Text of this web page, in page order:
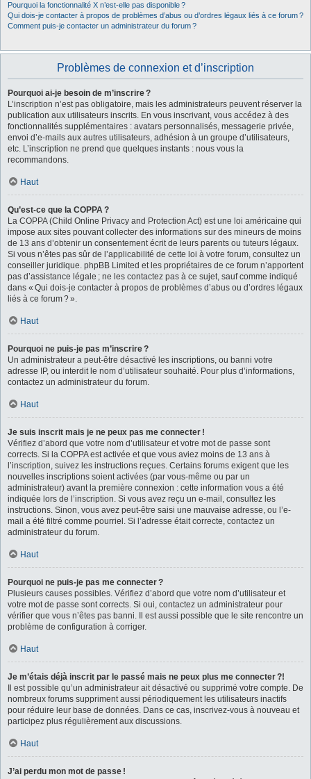
Pourquoi la fonctionnalité X n’est-elle pas disponible ?
Qui dois-je contacter à propos de problèmes d’abus ou d’ordres légaux liés à ce forum ?
Comment puis-je contacter un administrateur du forum ?
Problèmes de connexion et d’inscription
Pourquoi ai-je besoin de m’inscrire ?
L’inscription n’est pas obligatoire, mais les administrateurs peuvent réserver la
publication aux utilisateurs inscrits. En vous inscrivant, vous accédez à des
fonctionnalités supplémentaires : avatars personnalisés, messagerie privée,
envoi d’e-mails aux autres utilisateurs, adhésion à un groupe d’utilisateurs,
etc. L’inscription ne prend que quelques instants : nous vous la
recommandons.
Haut
Qu’est-ce que la COPPA ?
La COPPA (Child Online Privacy and Protection Act) est une loi américaine qui
impose aux sites pouvant collecter des informations sur des mineurs de moins
de 13 ans d’obtenir un consentement écrit de leurs parents ou tuteurs légaux.
Si vous n’êtes pas sûr de l’applicabilité de cette loi à votre forum, consultez un
conseiller juridique. phpBB Limited et les propriétaires de ce forum n’apportent
pas d’assistance légale ; ne les contactez pas à ce sujet, sauf comme indiqué
dans « Qui dois-je contacter à propos de problèmes d’abus ou d’ordres légaux
liés à ce forum ? ».
Haut
Pourquoi ne puis-je pas m’inscrire ?
Un administrateur a peut-être désactivé les inscriptions, ou banni votre
adresse IP, ou interdit le nom d’utilisateur souhaité. Pour plus d’informations,
contactez un administrateur du forum.
Haut
Je suis inscrit mais je ne peux pas me connecter !
Vérifiez d’abord que votre nom d’utilisateur et votre mot de passe sont
corrects. Si la COPPA est activée et que vous aviez moins de 13 ans à
l’inscription, suivez les instructions reçues. Certains forums exigent que les
nouvelles inscriptions soient activées (par vous-même ou par un
administrateur) avant la première connexion : cette information vous a été
indiquée lors de l’inscription. Si vous avez reçu un e-mail, consultez les
instructions. Sinon, vous avez peut-être saisi une mauvaise adresse, ou l’e-
mail a été filtré comme pourriel. Si l’adresse était correcte, contactez un
administrateur du forum.
Haut
Pourquoi ne puis-je pas me connecter ?
Plusieurs causes possibles. Vérifiez d’abord que votre nom d’utilisateur et
votre mot de passe sont corrects. Si oui, contactez un administrateur pour
vérifier que vous n’êtes pas banni. Il est aussi possible que le site rencontre un
problème de configuration à corriger.
Haut
Je m’étais déjà inscrit par le passé mais ne peux plus me connecter ?!
Il est possible qu’un administrateur ait désactivé ou supprimé votre compte. De
nombreux forums suppriment aussi périodiquement les utilisateurs inactifs
pour réduire leur base de données. Dans ce cas, inscrivez-vous à nouveau et
participez plus régulièrement aux discussions.
Haut
J’ai perdu mon mot de passe !